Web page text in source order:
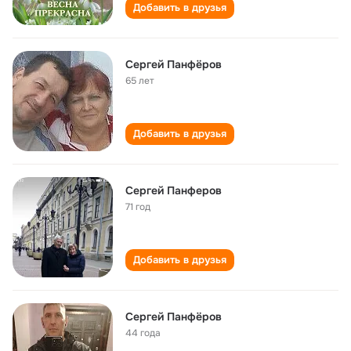
Добавить в друзья
Сергей Панфёров
65 лет
Добавить в друзья
Сергей Панферов
71 год
Добавить в друзья
Сергей Панфёров
44 года